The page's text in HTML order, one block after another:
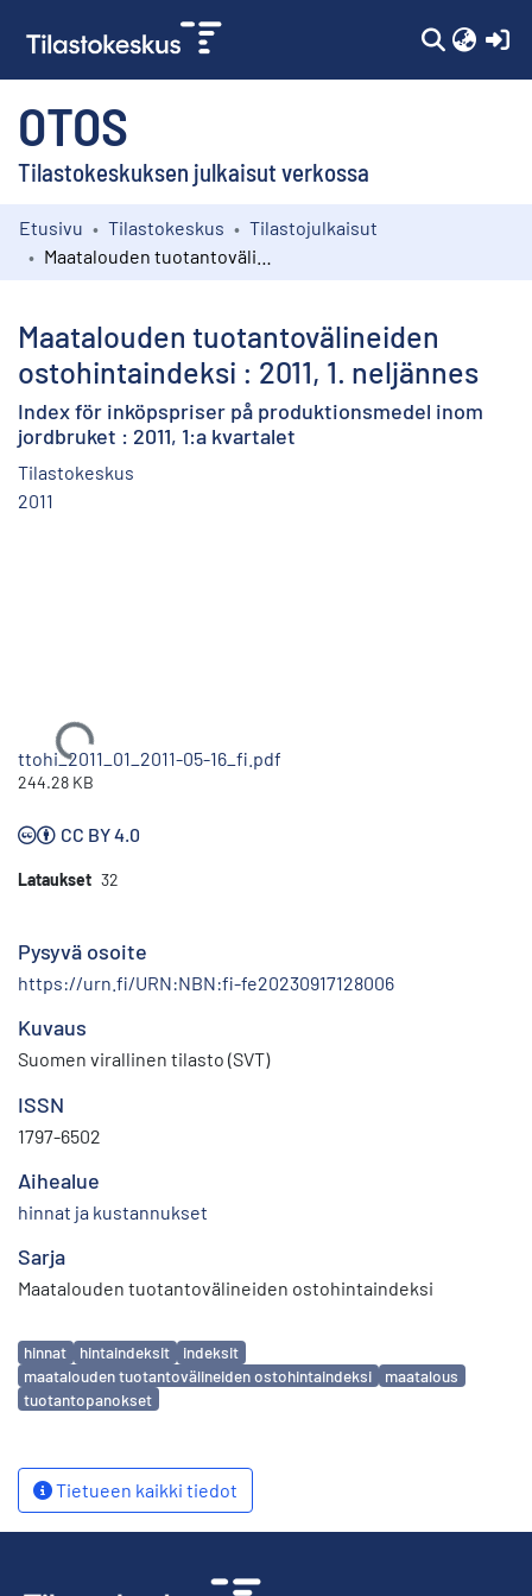
OTOS
Tilastokeskuksen julkaisut verkossa
Kokoelmat
Etusivu Tilastokeskus
Tilastojulkaisut
Maatalouden tuotantovälineiden
ostohintaindeksi : 2011, 1. neljännes
Index för inköpspriser på produktionsmedel inom
jordbruket : 2011, 1:a kvartalet
Tilastokeskus
2011
Ladataan...
ttohi_2011_01_2011-05-16_fi.pdf
244.28 KB
CC BY 4.0
Lataukset 32
Pysyvä osoite
https://urn.fi/URN:NBN:fi-fe20230917128006
Kuvaus
Suomen virallinen tilasto (SVT)
ISSN
1797-6502
Aihealue
hinnat ja kustannukset
Sarja
Maatalouden tuotantovälineiden ostohintaindeksi
Avainsanat
hinnat hintaindeksit
indeksit
maatalouden tuotantovälineiden ostohintaindeksi
maatalous
tuotantopanokset
Tietueen kaikki tiedot